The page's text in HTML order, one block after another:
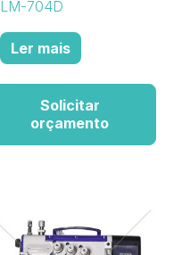
LM-704D
Ler mais
Solicitar
orçamento